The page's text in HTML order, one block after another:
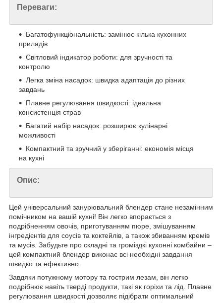
Переваги:
Багатофункціональність: замінює кілька кухонних
приладів
Світловий індикатор роботи: для зручності та
контролю
Легка зміна насадок: швидка адаптація до різних
завдань
Плавне регулювання швидкості: ідеальна
консистенція страв
Багатий набір насадок: розширює кулінарні
можливості
Компактний та зручний у зберіганні: економія місця
на кухні
Опис:
Цей універсальний занурювальний блендер стане незамінним
помічником на вашій кухні! Він легко впорається з
подрібненням овочів, приготуванням пюре, змішуванням
інгредієнтів для соусів та коктейлів, а також збиванням кремів
та мусів. Забудьте про складні та громіздкі кухонні комбайни –
цей компактний блендер виконає всі необхідні завдання
швидко та ефективно.
Завдяки потужному мотору та гострим лезам, він легко
подрібнює навіть тверді продукти, такі як горіхи та лід. Плавне
регулювання швидкості дозволяє підібрати оптимальний